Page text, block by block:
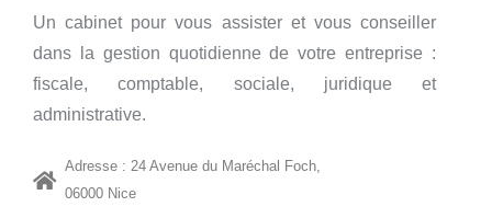
Un cabinet pour vous assister et vous conseiller
dans la gestion quotidienne de votre entreprise :
fiscale, comptable, sociale, juridique et
administrative.
Adresse : 24 Avenue du Maréchal Foch,
06000 Nice